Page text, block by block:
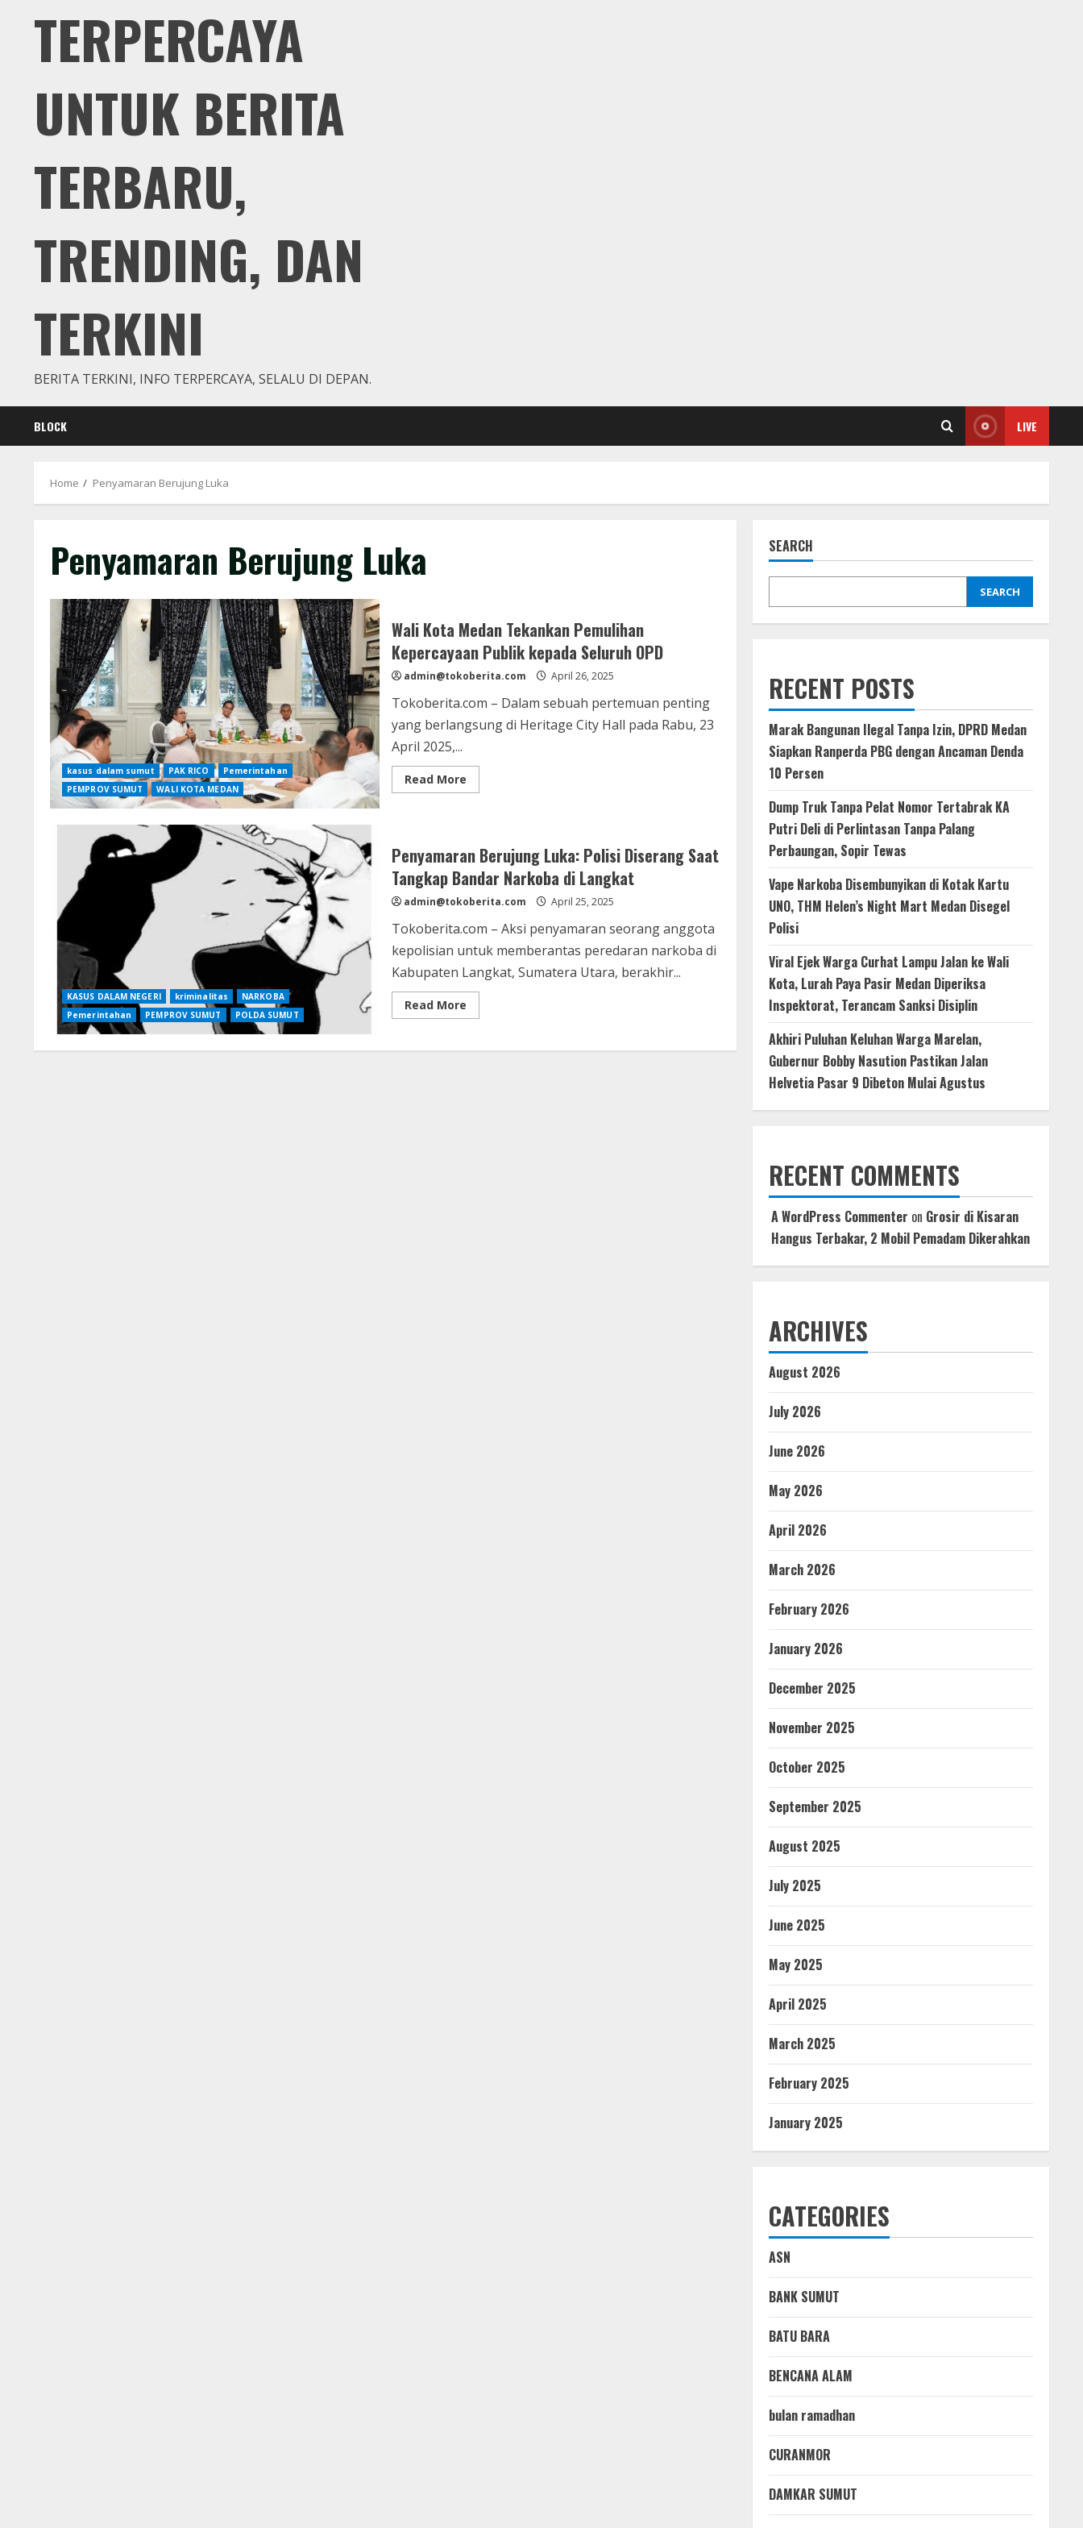
TERPERCAYA
UNTUK BERITA
TERBARU,
TRENDING, DAN
TERKINI
BERITA TERKINI, INFO TERPERCAYA, SELALU DI DEPAN.
BLOCK LIVE
Home Penyamaran Berujung Luka
Penyamaran Berujung Luka
kasus dalam sumut PAK RICO
Pemerintahan
PEMPROV SUMUT
WALI KOTA MEDAN
Wali Kota Medan Tekankan Pemulihan
Kepercayaan Publik kepada Seluruh OPD
admin@tokoberita.com April 26, 2025
Tokoberita.com – Dalam sebuah pertemuan penting
yang berlangsung di Heritage City Hall pada Rabu, 23
April 2025,...
Read MoreRead
more
Tekankan
Pemulihan
Kepercayaan
Publik
Seluruh
KASUS DALAM NEGERI kriminalitas
NARKOBA
Pemerintahan
PEMPROV SUMUT POLDA SUMUT
Penyamaran Berujung Luka: Polisi Diserang Saat
Tangkap Bandar Narkoba di Langkat
admin@tokoberita.com April 25, 2025
Tokoberita.com – Aksi penyamaran seorang anggota
kepolisian untuk memberantas peredaran narkoba di
Kabupaten Langkat, Sumatera Utara, berakhir...
Read MoreRead
more
Berujung
SEARCH
SEARCH
RECENT POSTS
Marak Bangunan Ilegal Tanpa Izin, DPRD Medan
Siapkan Ranperda PBG dengan Ancaman Denda
10 Persen
Dump Truk Tanpa Pelat Nomor Tertabrak KA
Putri Deli di Perlintasan Tanpa Palang
Perbaungan, Sopir Tewas
Vape Narkoba Disembunyikan di Kotak Kartu
UNO, THM Helen’s Night Mart Medan Disegel
Polisi
Viral Ejek Warga Curhat Lampu Jalan ke Wali
Kota, Lurah Paya Pasir Medan Diperiksa
Inspektorat, Terancam Sanksi Disiplin
Akhiri Puluhan Keluhan Warga Marelan,
Gubernur Bobby Nasution Pastikan Jalan
Helvetia Pasar 9 Dibeton Mulai Agustus
RECENT COMMENTS
A WordPress Commenter on Grosir di Kisaran
Hangus Terbakar, 2 Mobil Pemadam Dikerahkan
ARCHIVES
August 2026
July 2026
June 2026
May 2026
April 2026
March 2026
February 2026
January 2026
December 2025
November 2025
October 2025
September 2025
August 2025
July 2025
June 2025
May 2025
April 2025
March 2025
February 2025
January 2025
CATEGORIES
ASN
BANK SUMUT
BATU BARA
BENCANA ALAM
bulan ramadhan
CURANMOR
DAMKAR SUMUT